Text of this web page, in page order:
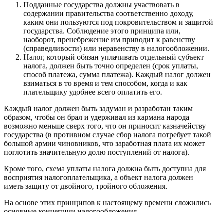
Подданные государства должны участвовать в
содержании правительства соответственно доходу,
каким они пользуются под покровительством и защитой
государства. Соблюдение этого принципа или,
наоборот, пренебрежение им приводит к равенству
(справедливости) или неравенству в налогообложении.
Налог, который обязан уплачивать отдельный субъект
налога, должен быть точно определен (срок уплаты,
способ платежа, сумма платежа). Каждый налог должен
взиматься в то время и тем способом, когда и как
плательщику удобнее всего оплатить его.
Каждый налог должен быть задуман и разработан таким
образом, чтобы он брал и удерживал из кармана народа
возможно меньше сверх того, что он приносит казначейству
государства (в противном случае сбор налога потребует такой
большой армии чиновников, что заработная плата их может
поглотить значительную долю поступлений от налога).
Кроме того, схема уплаты налога должна быть доступна для
восприятия налогоплательщика, а объект налога должен
иметь защиту от двойного, тройного обложения.
На основе этих принципов к настоящему времени сложились